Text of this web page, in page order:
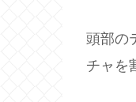
頭部の
チャを